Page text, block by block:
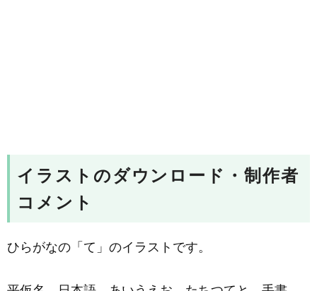
イラストのダウンロード・制作者
コメント
ひらがなの「て」のイラストです。